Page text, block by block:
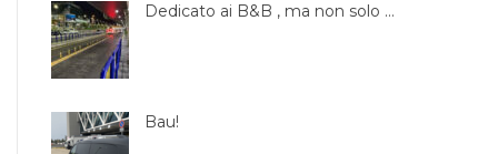
Dedicato ai B&B , ma non solo …
Bau!